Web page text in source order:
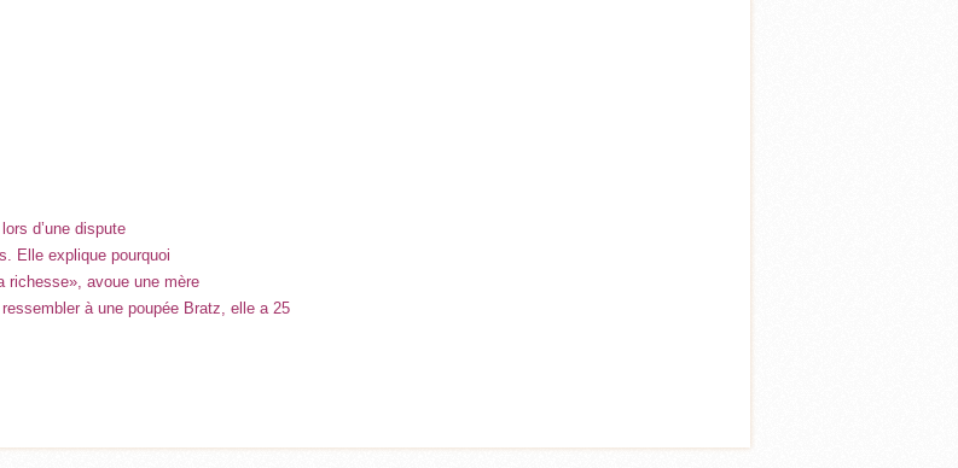
d’une dispute
Elle explique pourquoi
richesse», avoue une mère
à une poupée Bratz, elle a 25